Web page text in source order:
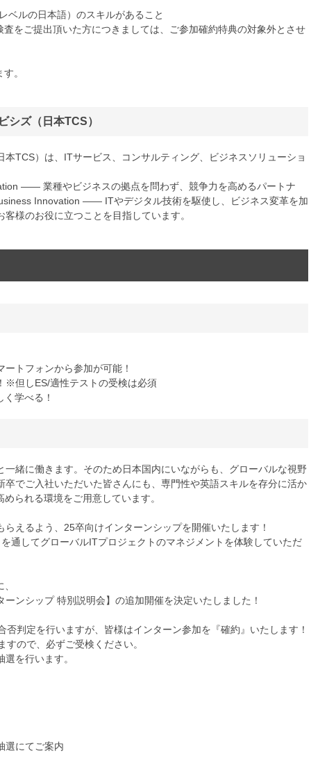
ベルの日本語）のスキルがあること
をご提出頂いた方につきましては、ご参加確約特典の対象外とさせ
。
シズ（日本TCS）
TCS）は、ITサービス、コンサルティング、ビジネスソリューショ
―― 業種やビジネスの拠点を問わず、競争力を高めるパートナ
Innovation ―― ITやデジタル技術を駆使し、ビジネス変革を加
様のお役に立つことを目指しています。
トフォンから参加が可能！
※但しES/適性テストの受検は必須
学べる！
緒に働きます。そのため日本国内にいながらも、グローバルな視野
でご入社いただいた皆さんにも、専門性や英語スキルを存分に活か
られる環境をご用意しています。
えるよう、25卒向けインターンシップを開催いたします！
通してグローバルITプロジェクトのマネジメントを体験していただ
ンシップ 特別説明会】の追加開催を決定いたしました！
判定を行いますが、皆様はインターン参加を『確約』いたします！
ので、必ずご受検ください。
を行います。
にてご案内